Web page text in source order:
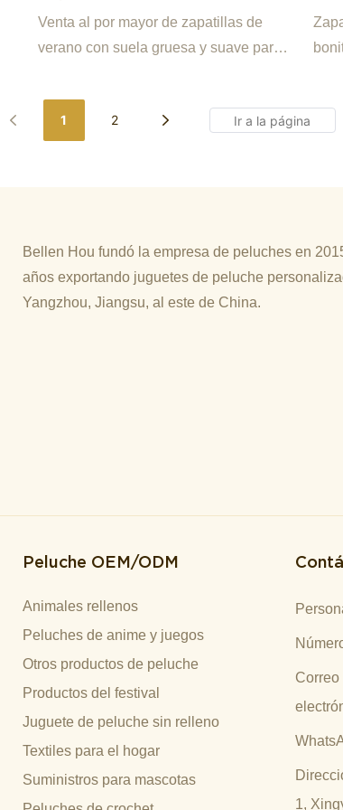
Gruesa Y Suave Para Playa Y
Interior.
Venta al por mayor de zapatillas de
verano con suela gruesa y suave para
Y
1 2
Bellen Hou fundó la empresa de peluches en
años exportando juguetes de peluche
Yangzhou, Jiangsu, al este de China.
Peluche OEM/ODM
Animales rellenos
Peluches de anime y juegos
Otros productos de peluche
Productos del festival
Juguete de peluche sin relleno
Textiles para el hogar
Suministros para mascotas
Correo
1,